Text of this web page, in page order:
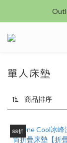
沙發新
沙發新
單人床墊
商品排序
88折